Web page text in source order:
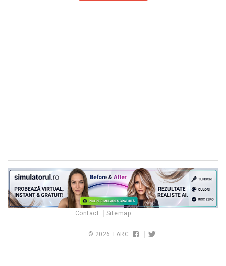
Contact Sitemap
© 2026TARC